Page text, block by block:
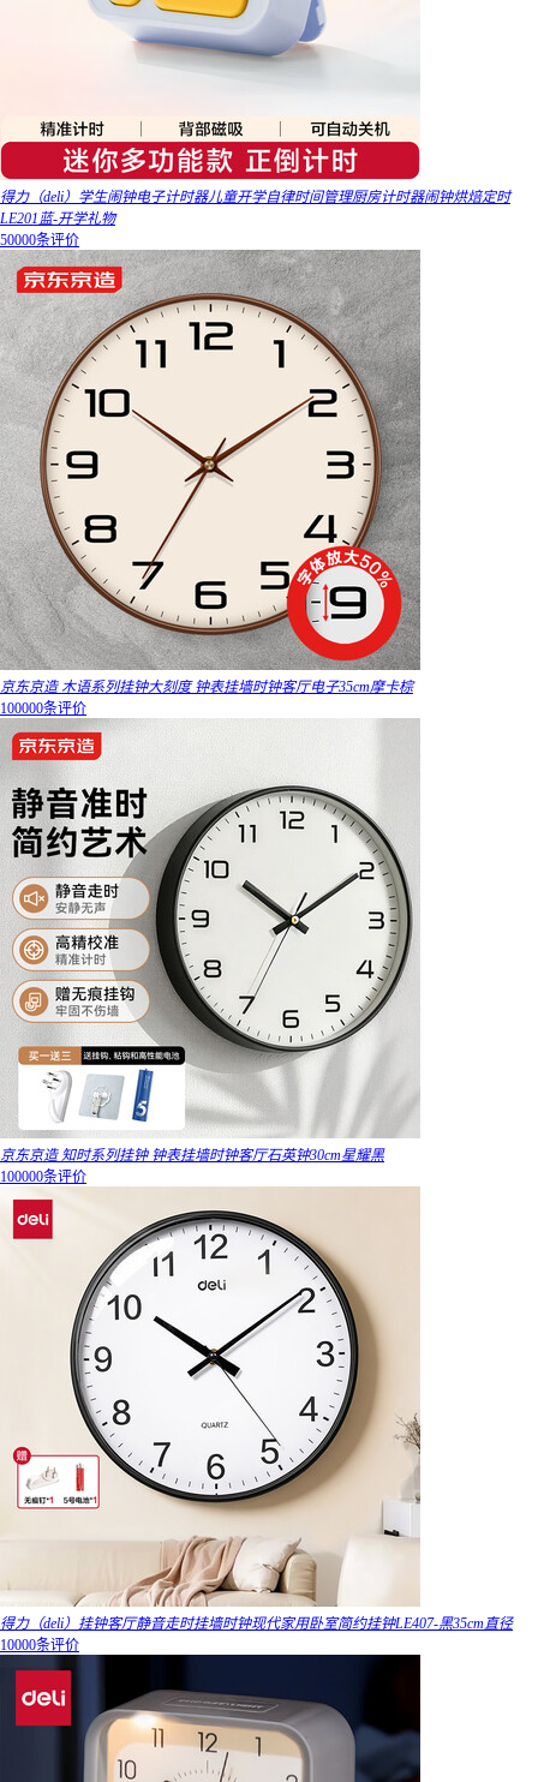
得力（deli）学生闹钟电子计时器儿童开学自律时间管理厨房计时器闹钟烘焙定时
LE201蓝-开学礼物
50000条评价
京东京造 木语系列挂钟大刻度 钟表挂墙时钟客厅电子35cm摩卡棕
100000条评价
京东京造 知时系列挂钟 钟表挂墙时钟客厅石英钟30cm星耀黑
100000条评价
得力（deli）挂钟客厅静音走时挂墙时钟现代家用卧室简约挂钟LE407-黑35cm直径
10000条评价